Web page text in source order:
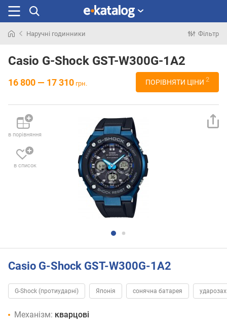
раніше
Наручні годинники Фільтр
Casio G-Shock GST-W300G-1A2
16 800 — 17 310 грн. ПОРІВНЯТИ ЦІНИ 2
в порівняння
в список
Casio G-Shock GST-W300G-1A2
G-Shock (протиударні) Японія сонячна батарея
Механізм: кварцові